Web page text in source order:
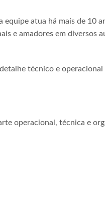
atua há mais de 10
e amadores em diversos
técnico e
operacional, técnica e